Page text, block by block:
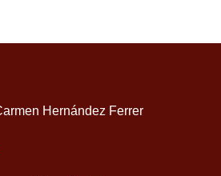
Hernández Ferrer